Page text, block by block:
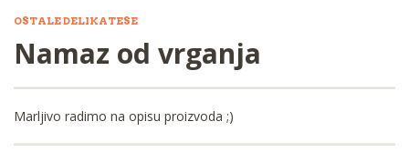
OSTALE DELIKATESE
Namaz od vrganja
Marljivo radimo na opisu proizvoda ;)